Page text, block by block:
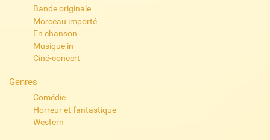
Bande originale
Morceau importé
En chanson
Musique in
Ciné-concert
Genres
Comédie
Horreur et fantastique
Western